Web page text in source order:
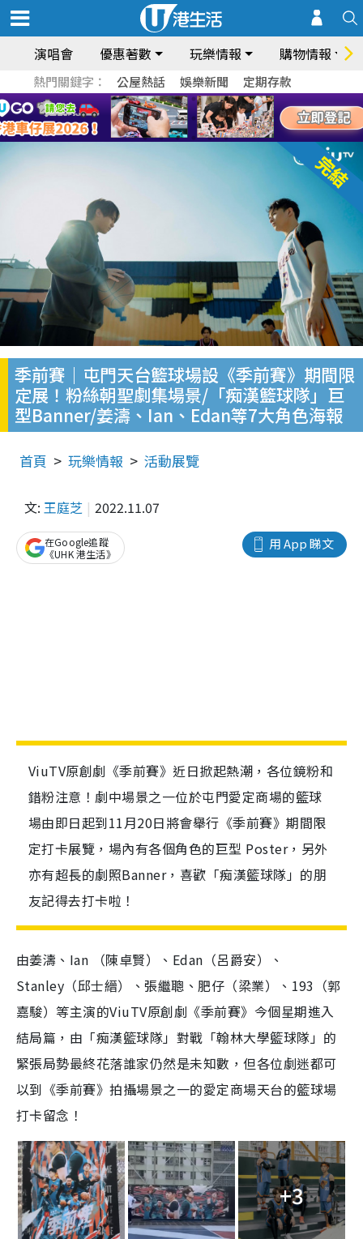
演唱會 優惠著數 玩樂情報 購物情報
熱門關鍵字： 公屋熱話 娛樂新聞 定期存款
季前賽｜屯門天台籃球場設《季前賽》期間限
定展！粉絲朝聖劇集場景/「痴漢籃球隊」巨
型Banner/姜濤、Ian、Edan等7大角色海報
首頁 玩樂情報 活動展覽
文: 王庭芝 2022.11.07
用 App 睇文
在Google追蹤
《UHK 港生活》
ViuTV原創劇《季前賽》近日掀起熱潮，各位鏡粉和
錯粉注意！劇中場景之一位於屯門愛定商場的籃球
場由即日起到11月20日將會舉行《季前賽》期間限
定打卡展覽，場內有各個角色的巨型 Poster，另外
亦有超長的劇照Banner，喜歡「痴漢籃球隊」的朋
友記得去打卡啦！
由姜濤、Ian （陳卓賢）、Edan（呂爵安）、
Stanley（邱士縉）、張繼聰、肥仔（梁業）、193（郭
嘉駿）等主演的ViuTV原創劇《季前賽》今個星期進入
結局篇，由「痴漢籃球隊」對戰「翰林大學籃球隊」的
緊張局勢最終花落誰家仍然是未知數，但各位劇迷都可
以到《季前賽》拍攝場景之一的愛定商場天台的籃球場
打卡留念！
+3